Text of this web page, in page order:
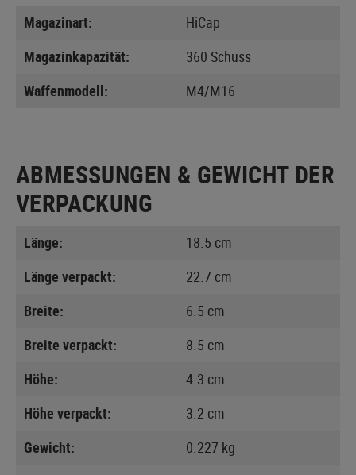
Magazinart:
HiCap
Magazinkapazität:
360 Schuss
Waffenmodell:
M4/M16
ABMESSUNGEN & GEWICHT DER
VERPACKUNG
Länge:
18.5 cm
Länge verpackt:
22.7 cm
Breite:
6.5 cm
Breite verpackt:
8.5 cm
Höhe:
4.3 cm
Höhe verpackt:
3.2 cm
Gewicht:
0.227 kg